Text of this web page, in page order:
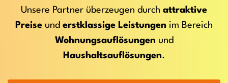
Unsere Partner überzeugen durch attraktive
Preise und erstklassige Leistungen im Bereich
Wohnungsauflösungen und
Haushaltsauflösungen.